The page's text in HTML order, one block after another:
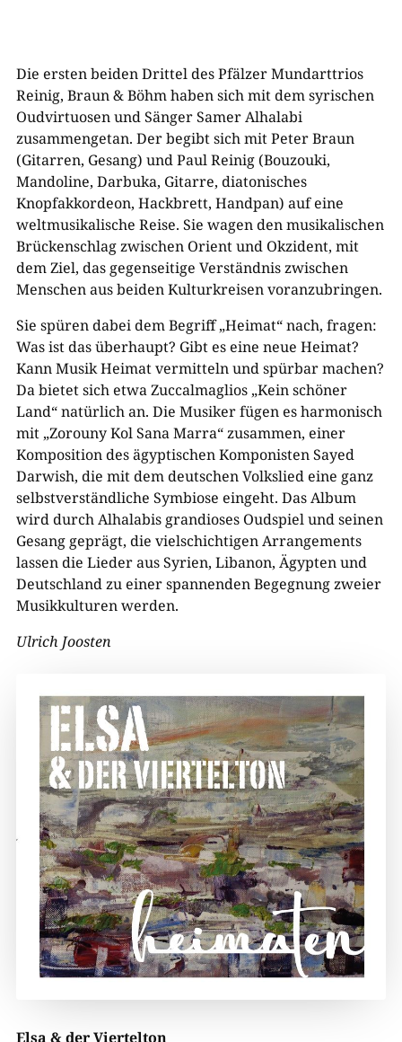
Die ersten beiden Drittel des Pfälzer Mundarttrios
Reinig, Braun & Böhm haben sich mit dem syrischen
Oudvirtuosen und Sänger Samer Alhalabi
zusammengetan. Der begibt sich mit Peter Braun
(Gitarren, Gesang) und Paul Reinig (Bouzouki,
Mandoline, Darbuka, Gitarre, diatonisches
Knopfakkordeon, Hackbrett, Handpan) auf eine
weltmusikalische Reise. Sie wagen den musikalischen
Brückenschlag zwischen Orient und Okzident, mit
dem Ziel, das gegenseitige Verständnis zwischen
Menschen aus beiden Kulturkreisen voranzubringen.
Sie spüren dabei dem Begriff „Heimat“ nach, fragen:
Was ist das überhaupt? Gibt es eine neue Heimat?
Kann Musik Heimat vermitteln und spürbar machen?
Da bietet sich etwa Zuccalmaglios „Kein schöner
Land“ natürlich an. Die Musiker fügen es harmonisch
mit „Zorouny Kol Sana Marra“ zusammen, einer
Komposition des ägyptischen Komponisten Sayed
Darwish, die mit dem deutschen Volkslied eine ganz
selbstverständliche Symbiose eingeht. Das Album
wird durch Alhalabis grandioses Oudspiel und seinen
Gesang geprägt, die vielschichtigen Arrangements
lassen die Lieder aus Syrien, Libanon, Ägypten und
Deutschland zu einer spannenden Begegnung zweier
Musikkulturen werden.
Ulrich Joosten
Elsa & der Viertelton